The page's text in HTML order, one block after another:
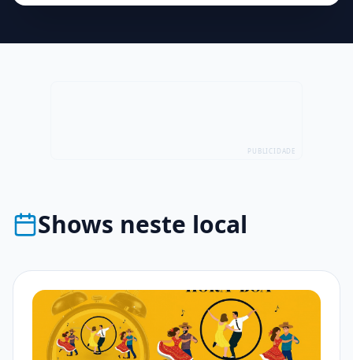
PUBLICIDADE
Shows neste local